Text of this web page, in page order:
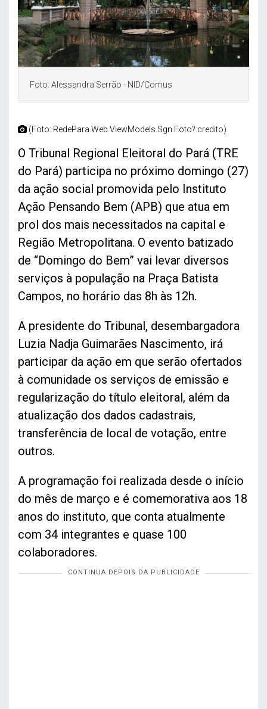
Foto: Alessandra Serrão - NID/Comus
(Foto: RedePara.Web.ViewModels.Sgn.Foto?.credito)
O Tribunal Regional Eleitoral do Pará (TRE
do Pará) participa no próximo domingo (27)
da ação social promovida pelo Instituto
Ação Pensando Bem (APB) que atua em
prol dos mais necessitados na capital e
Região Metropolitana. O evento batizado
de “Domingo do Bem” vai levar diversos
serviços à população na Praça Batista
Campos, no horário das 8h às 12h.
A presidente do Tribunal, desembargadora
Luzia Nadja Guimarães Nascimento, irá
participar da ação em que serão ofertados
à comunidade os serviços de emissão e
regularização do título eleitoral, além da
atualização dos dados cadastrais,
transferência de local de votação, entre
outros.
A programação foi realizada desde o início
do mês de março e é comemorativa aos 18
anos do instituto, que conta atualmente
com 34 integrantes e quase 100
colaboradores.